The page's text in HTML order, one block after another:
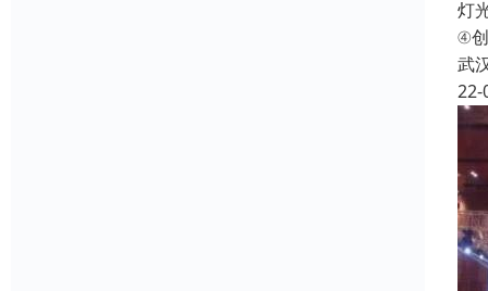
灯
④
武
22-